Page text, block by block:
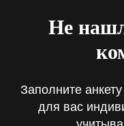
Не
Заполните
для вас